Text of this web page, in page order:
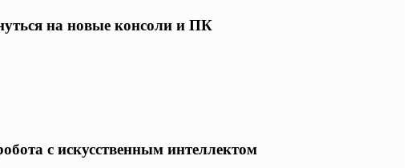
на новые консоли и ПК
с искусственным интеллектом